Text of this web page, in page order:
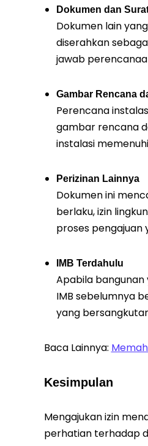
Dokumen dan
Dokumen lain
diserahkan
jawab
Gambar Rencana
Perencana
gambar rencana
instalasi
Perizinan Lainnya
Dokumen ini
berlaku, izin
proses pengajuan
IMB Terdahulu
Apabila bangunan
IMB sebelumnya
yang
Baca Lainnya:
Kesimpulan
Mengajukan izin
perhatian terhadap